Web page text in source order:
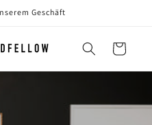
Geschäft
Warenkorb